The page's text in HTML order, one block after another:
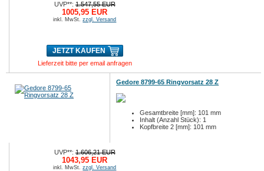
UVP**:1.547,55 EUR
1005,95 EUR
inkl. MwSt.zzgl. Versand
JETZT KAUFEN
Lieferzeit bitte per email anfragen
Gedore 8799-65 Ringvorsatz 28 Z
Gesamtbreite [mm]: 101 mm
Inhalt (Anzahl Stück): 1
Kopfbreite 2 [mm]: 101 mm
UVP**:1.606,21 EUR
1043,95 EUR
inkl. MwSt.zzgl. Versand